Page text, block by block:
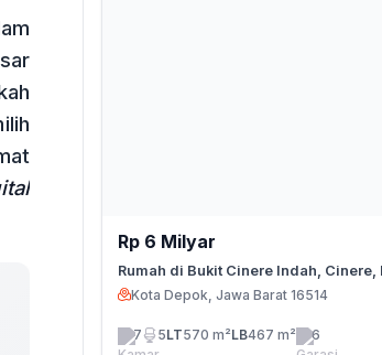
Rp 6 Milyar
Rumah di Bukit Cinere Indah, Cinere,
Kota Depok, Jawa Barat 16514
7 5LT570 m²LB467 m² 6